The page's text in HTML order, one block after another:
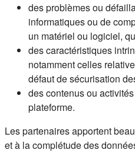
des problèmes ou
informatiques ou de
un matériel ou logiciel,
des caractéristiques
notamment celles
défaut de sécurisation
des contenus ou
plateforme.
Les partenaires apportent
et à la complétude des